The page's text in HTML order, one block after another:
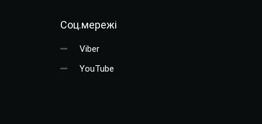
Соц.мережі
Viber
YouTube